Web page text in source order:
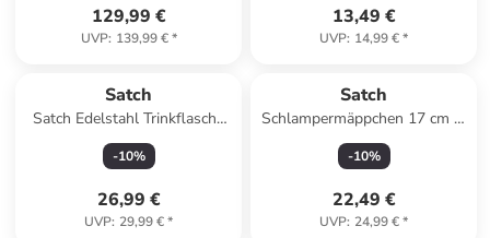
129,99 €
UVP: 139,99 €*
13,49 €
UVP: 14,99 €*
Satch
Satch Edelstahl Trinkflasche
Nordic Ice Blue
-10%
26,99 €
UVP: 29,99 €*
Satch
Schlampermäppchen 17 cm in
nordic forest green
-10%
22,49 €
UVP: 24,99 €*